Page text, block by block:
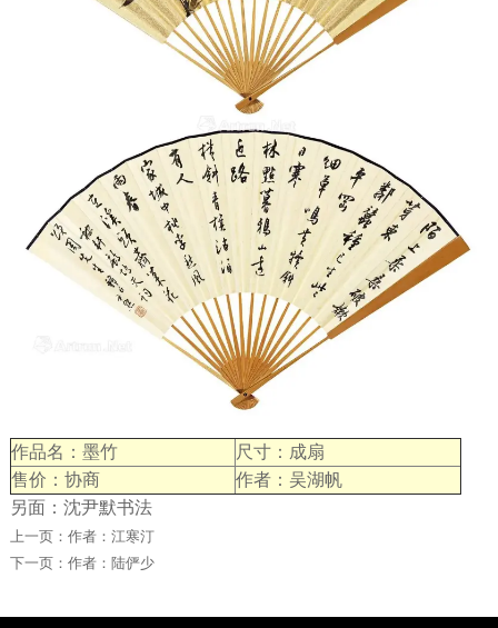
作品名：墨竹
尺寸：成扇
售价：协商
作者：吴湖帆
另面：沈尹默书法
上一页： 作者：江寒汀
下一页： 作者：陆俨少